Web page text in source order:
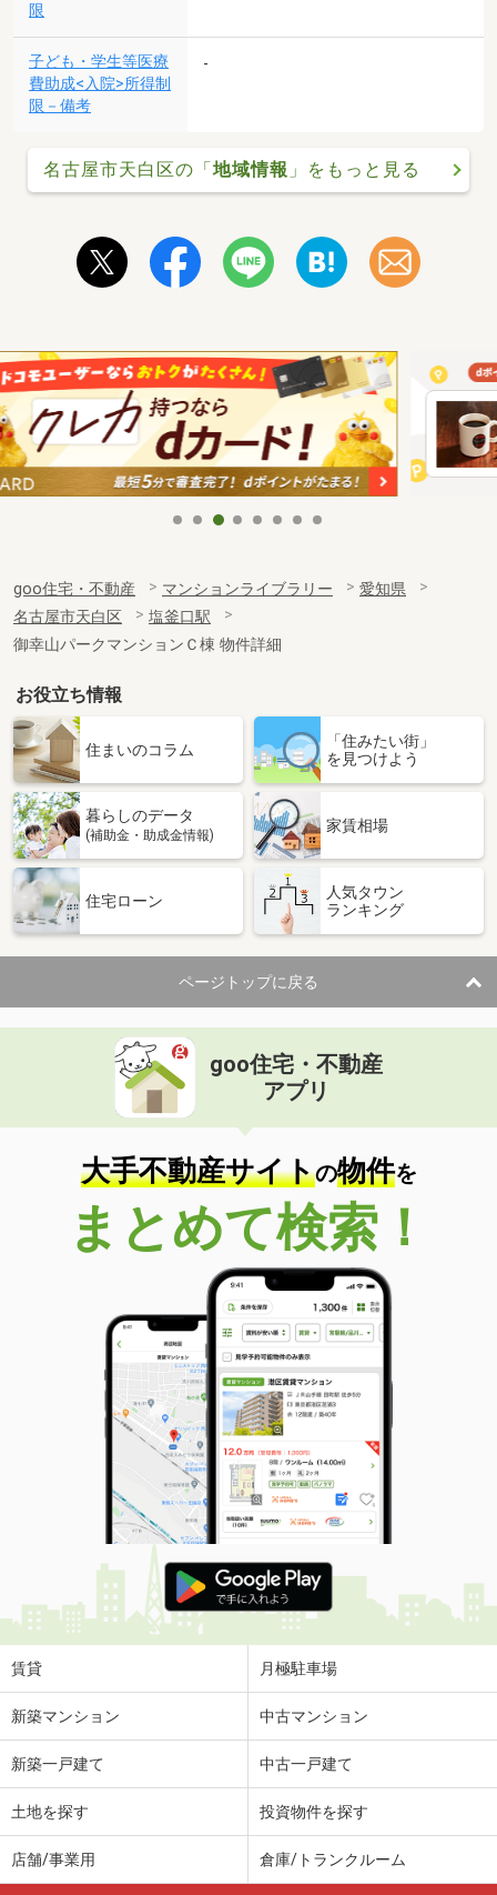
限
子ども・学生等医療
費助成<入院>所得制
限－備考
-
名古屋市天白区の「地域情報 」をもっと見る
goo住宅・不動産 マンションライブラリー
愛知県
名古屋市天白区
塩釜口駅
御幸山パークマンションＣ棟 物件詳細
お役立ち情報
住まいのコラム
「住みたい街」
を見つけよう
暮らしのデータ
(補助金・助成金情報)
家賃相場
住宅ローン
人気タウン
ランキング
ページトップに戻る
goo住宅・不動産
アプリ
大手不動産サイトの物件を
まとめて検索！
賃貸 月極駐車場
新築マンション 中古マンション
新築一戸建て 中古一戸建て
土地を探す 投資物件を探す
店舗/事業用 倉庫/トランクルーム